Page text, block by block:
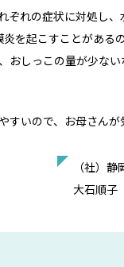
れの症状に対処し
を起こすことがある
しっこの量が少な
いので、お母さんが
（社）
大石順子